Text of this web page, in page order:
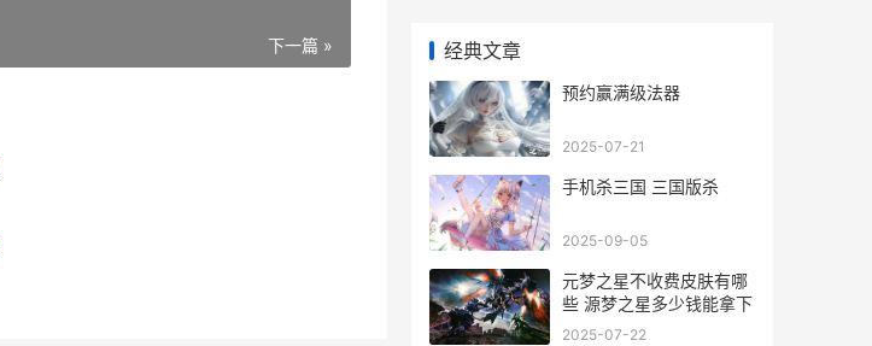
下一篇 » 经典文章
预约赢满级法器
2025-07-21
手机杀三国 三国版杀
2025-09-05
元梦之星不收费皮肤有哪
些 源梦之星多少钱能拿下
2025-07-22